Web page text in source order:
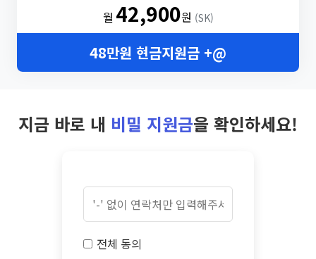
월 42,900원 (SK)
48만원 현금지원금 +@
지금 바로 내 비밀 지원금을 확인하세요!
전체 동의